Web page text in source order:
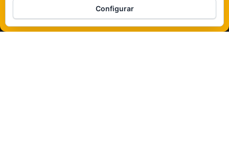
Política de cookies
Funciona gracias aWordPress |Tema:Envo Magazine
Configurar